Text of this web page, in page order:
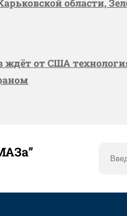
области,
ждёт от США